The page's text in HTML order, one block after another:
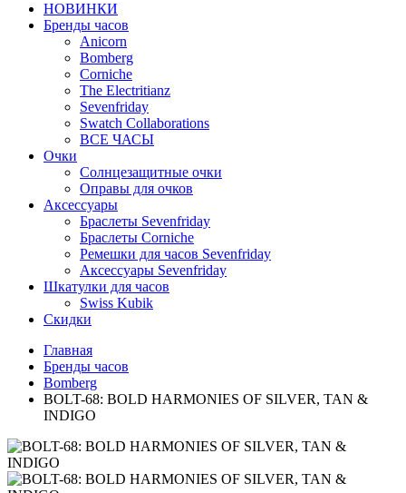
НОВИНКИ
Бренды часов
Anicorn
Bomberg
Corniche
The Electritianz
Sevenfriday
Swatch Collaborations
ВСЕ ЧАСЫ
Очки
Солнцезащитные очки
Оправы для очков
Аксессуары
Браслеты Sevenfriday
Браслеты Corniche
Ремешки для часов Sevenfriday
Аксессуары Sevenfriday
Шкатулки для часов
Swiss Kubik
Скидки
Главная
Бренды часов
Bomberg
BOLT-68: BOLD HARMONIES OF SILVER, TAN &
INDIGO